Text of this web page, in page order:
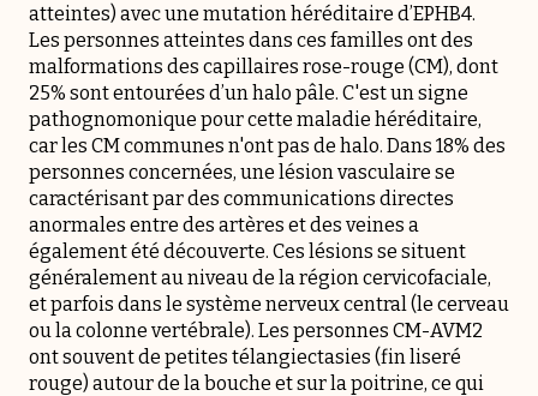
atteintes) avec une mutation héréditaire d’EPHB4.
Les personnes atteintes dans ces familles ont des
malformations des capillaires rose-rouge (CM), dont
25% sont entourées d’un halo pâle. C'est un signe
pathognomonique pour cette maladie héréditaire,
car les CM communes n'ont pas de halo. Dans 18% des
personnes concernées, une lésion vasculaire se
caractérisant par des communications directes
anormales entre des artères et des veines a
également été découverte. Ces lésions se situent
généralement au niveau de la région cervicofaciale,
et parfois dans le système nerveux central (le cerveau
ou la colonne vertébrale). Les personnes CM-AVM2
ont souvent de petites télangiectasies (fin liseré
rouge) autour de la bouche et sur la poitrine, ce qui